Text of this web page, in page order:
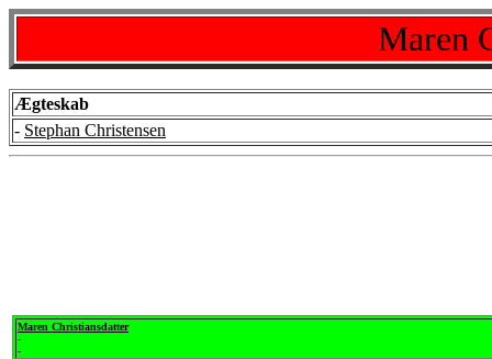
Maren
Ægteskab
- Stephan Christensen
Maren Christiansdatter
-
-